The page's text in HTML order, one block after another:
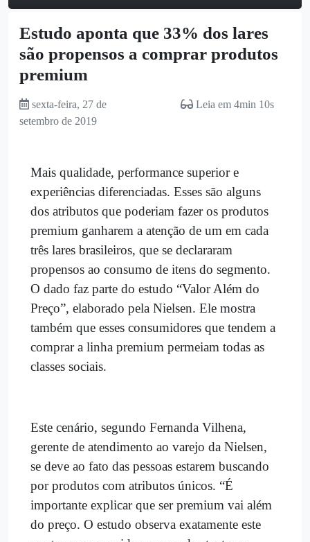
Estudo aponta que 33% dos lares
são propensos a comprar produtos
premium
sexta-feira, 27 de
setembro de 2019
Leia em 4min 10s
Mais qualidade, performance superior e
experiências diferenciadas. Esses são alguns
dos atributos que poderiam fazer os produtos
premium ganharem a atenção de um em cada
três lares brasileiros, que se declararam
propensos ao consumo de itens do segmento.
O dado faz parte do estudo “Valor Além do
Preço”, elaborado pela Nielsen. Ele mostra
também que esses consumidores que tendem a
comprar a linha premium permeiam todas as
classes sociais.
Este cenário, segundo Fernanda Vilhena,
gerente de atendimento ao varejo da Nielsen,
se deve ao fato das pessoas estarem buscando
por produtos com atributos únicos. “É
importante explicar que ser premium vai além
do preço. O estudo observa exatamente este